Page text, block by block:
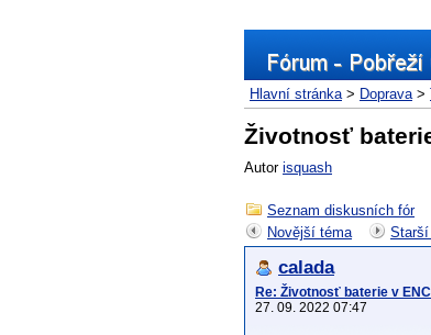
Hlavní stránka> Doprava>
Životnosť
Autor isquash
Seznam diskusních fór
Novější téma
calada
Re: Životnosť baterie v
27. 09. 2022 07:47